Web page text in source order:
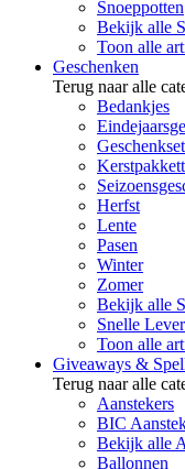
Snoeppotten
Bekijk alle
Toon alle
Geschenken
Terug naar alle
Bedankjes
Herfst
Lente
Pasen
Winter
Zomer
Bekijk alle
Snelle
Toon alle
Giveaways &
Terug naar alle
Aanstekers
BIC
Bekijk alle
Ballonnen